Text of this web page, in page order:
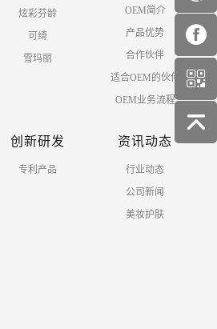
炫彩芬龄
可绮
雪玛丽
OEM简介
产品优势
合作伙伴
适合OEM的伙伴
OEM业务流程
创新研发
专利产品
资讯动态
行业动态
公司新闻
美妆护肤